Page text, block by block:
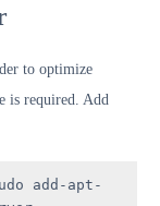
to optimize
is required. Add
add-apt-